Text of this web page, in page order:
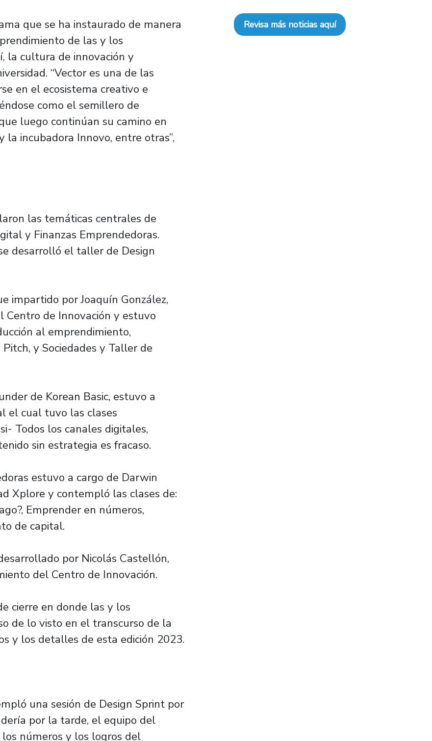
que se ha instaurado de manera
de las y los
la cultura de innovación y
“Vector es una de las
en el ecosistema creativo e
como el semillero de
luego continúan su camino en
la incubadora Innovo, entre otras”,
las temáticas centrales de
y Finanzas Emprendedoras.
desarrolló el taller de Design
impartido por Joaquín González,
de Innovación y estuvo
al emprendimiento,
y Sociedades y Taller de
de Korean Basic, estuvo a
el cual tuvo las clases
Todos los canales digitales,
sin estrategia es fracaso.
estuvo a cargo de Darwin
Xplore y contempló las clases de:
Emprender en números,
de capital.
por Nicolás Castellón,
del Centro de Innovación.
cierre en donde las y los
de lo visto en el transcurso de la
y los detalles de esta edición 2023.
una sesión de Design Sprint por
por la tarde, el equipo del
números y los logros del
Revisa más noticias aquí